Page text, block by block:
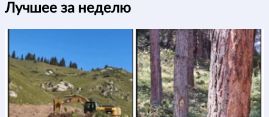
Лучшее за неделю